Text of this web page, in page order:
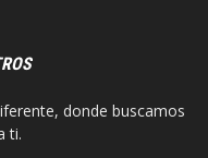
donde buscamos
ti.